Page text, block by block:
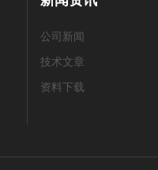
公司新闻
技术文章
资料下载